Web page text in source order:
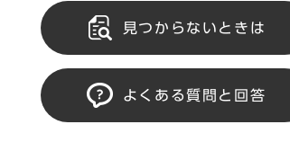
見つからないときは
よくある質問と回答